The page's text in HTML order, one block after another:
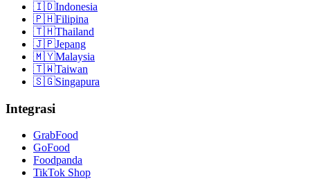
🇮🇩Indonesia
🇵🇭Filipina
🇹🇭Thailand
🇯🇵Jepang
🇲🇾Malaysia
🇹🇼Taiwan
🇸🇬Singapura
Integrasi
GrabFood
GoFood
Foodpanda
TikTok Shop